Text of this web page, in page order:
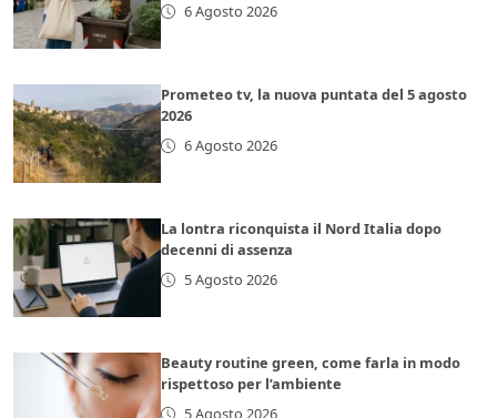
6 Agosto 2026
Prometeo tv, la nuova puntata del 5 agosto
2026
6 Agosto 2026
La lontra riconquista il Nord Italia dopo
decenni di assenza
5 Agosto 2026
Beauty routine green, come farla in modo
rispettoso per l’ambiente
5 Agosto 2026